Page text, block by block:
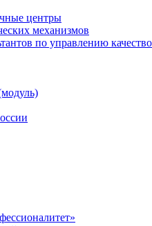
центры
механизмов
по управлению